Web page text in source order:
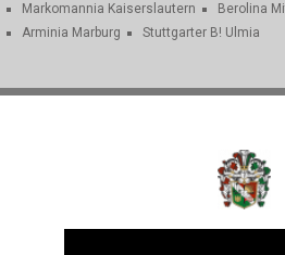
Markomannia Kaiserslautern
Berolina
Arminia Marburg
Stuttgarter B! Ulmia